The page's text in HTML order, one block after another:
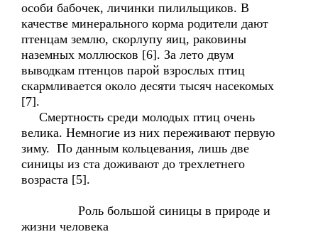
особи бабочек, личинки пилильщиков. В
качестве минерального корма родители дают
птенцам землю, скорлупу яиц, раковины
наземных моллюсков [6]. За лето двум
выводкам птенцов парой взрослых птиц
скармливается около десяти тысяч насекомых
[7].
Смертность среди молодых птиц очень
велика. Немногие из них переживают первую
зиму. По данным кольцевания, лишь две
синицы из ста доживают до трехлетнего
возраста [5].
Роль большой синицы в природе и
жизни человека